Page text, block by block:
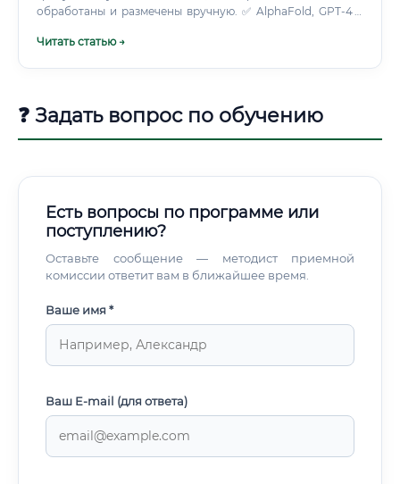
обработаны и размечены вручную. ✅ AlphaFold, GPT-4 в
биоинформатиков, они увеличили их
Читать статью →
❓ Задать вопрос по обучению
Есть вопросы по программе или
поступлению?
Оставьте сообщение — методист приемной
комиссии ответит вам в ближайшее время.
Ваше имя *
Ваш E-mail (для ответа)